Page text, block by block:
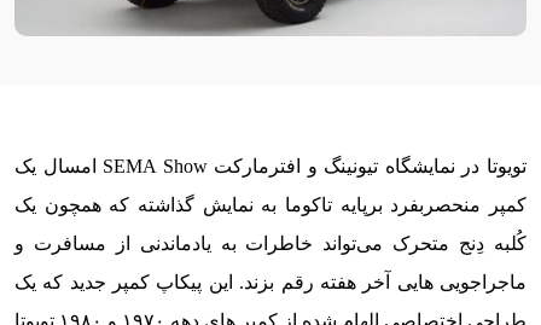
تویوتا در نمایشگاه تیونینگ و افترمارکت SEMA Show امسال یک
کمپر منحصربفرد برپایه تاکوما به نمایش گذاشته که همچون یک
کُلبه دِنج متحرک می‌تواند خاطرات به یادماندنی از مسافرت و
ماجراجویی هایی آخر هفته رقم بزند. این پیکاپ کمپر جدید که یک